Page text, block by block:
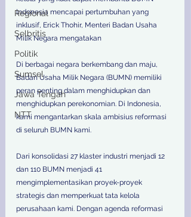
Regional
Selbritis
Politik
Sumsel
Jawa Tengah
NTT
Indonesia mencapai pertumbuhan yang
inklusif, Erick Thohir, Menteri Badan Usaha
Milik Negara mengatakan
Di berbagai negara berkembang dan maju,
Badan Usaha Milik Negara (BUMN) memiliki
peran penting dalam menghidupkan dan
menghidupkan perekonomian. Di Indonesia,
kami mengantarkan skala ambisius reformasi
di seluruh BUMN kami.
Dari konsolidasi 27 klaster industri menjadi 12
dan 110 BUMN menjadi 41
mengimplementasikan proyek-proyek
strategis dan memperkuat tata kelola
perusahaan kami. Dengan agenda reformasi